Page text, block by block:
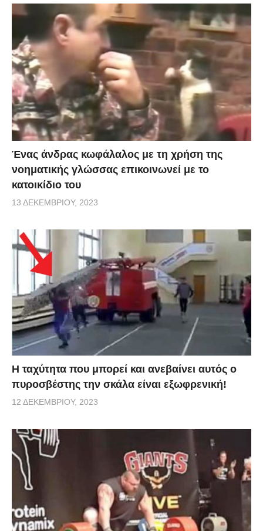
Ένας άνδρας κωφάλαλος με τη χρήση της
νοηματικής γλώσσας επικοινωνεί με το
κατοικίδιο του
13 ΔΕΚΕΜΒΡΊΟΥ, 2023
Η ταχύτητα που μπορεί και ανεβαίνει αυτός ο
πυροσβέστης την σκάλα είναι εξωφρενική!
12 ΔΕΚΕΜΒΡΊΟΥ, 2023